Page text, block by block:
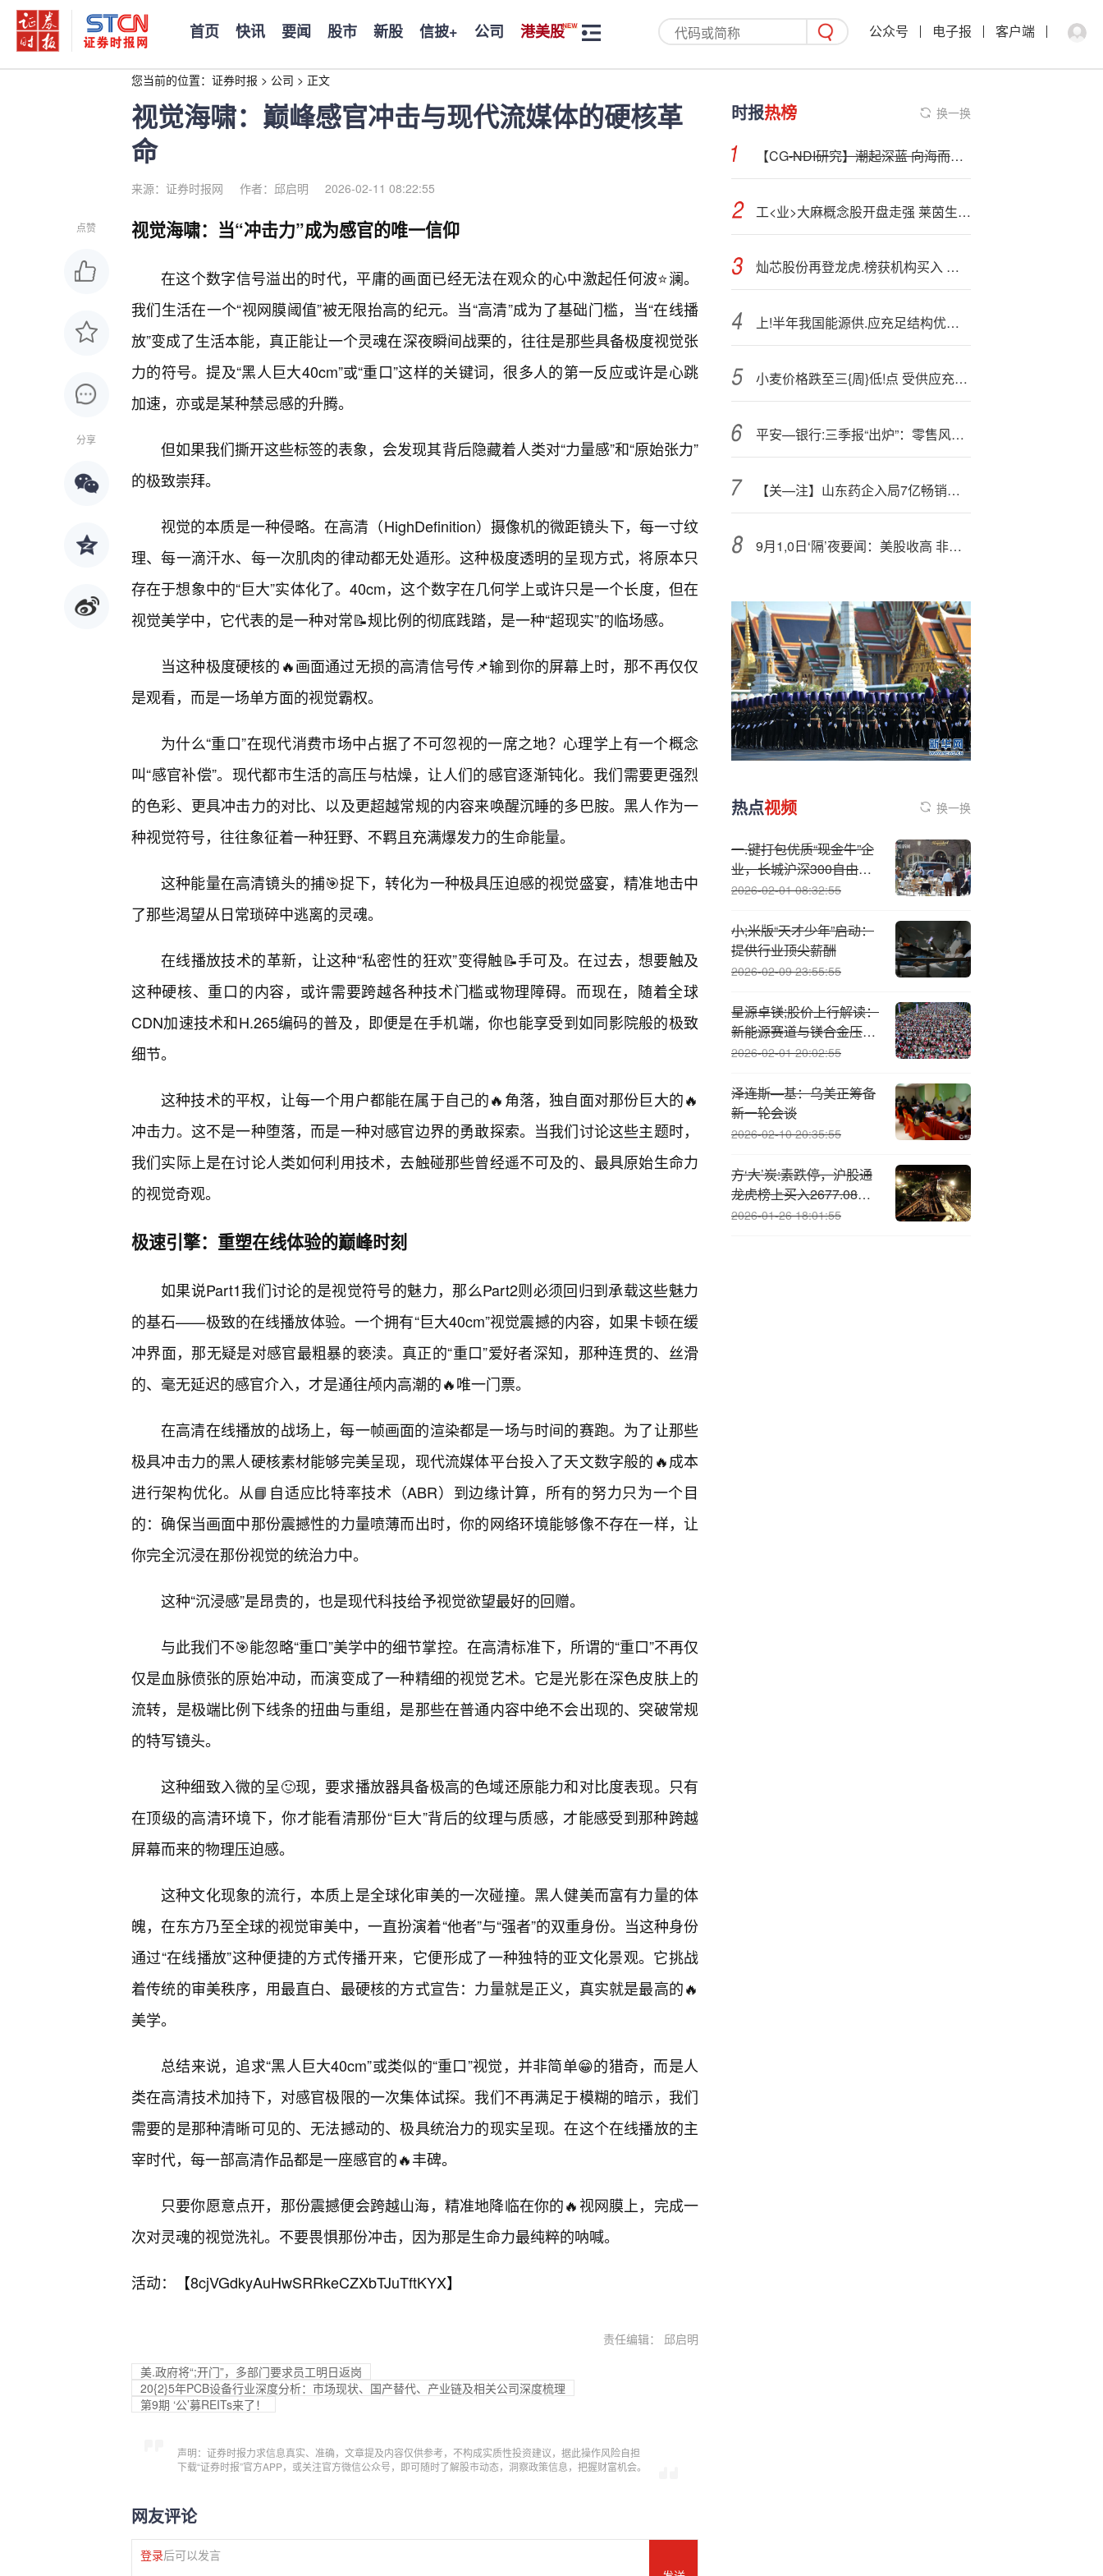
首页 快讯 要闻 股市 新股 信披+ 公司 港美股 公众号 电子报 客户端
您当前的位置： 证券时报 > 公司 > 正文
视觉海啸：巅峰感官冲击与现代流媒体的硬核革
命
来源：证券时报网 作者：邱启明 2026-02-11 08:22:55
点赞
分享
视觉海啸：当“冲击力”成为感官的唯一信仰
在这个数字信号溢出的时代，平庸的画面已经无法在观众的心中激起任何波⭐澜。
我们生活在一个“视网膜阈值”被无限抬高的纪元。当“高清”成为了基础门槛，当“在线播
放”变成了生活本能，真正能让一个灵魂在深夜瞬间战栗的，往往是那些具备极度视觉张
力的符号。提及“黑人巨大40cm”或“重口”这样的关键词，很多人的第一反应或许是心跳
加速，亦或是某种禁忌感的升腾。
但如果我们撕开这些标签的表象，会发现其背后隐藏着人类对“力量感”和“原始张力”
的极致崇拜。
视觉的本质是一种侵略。在高清（HighDefinition）摄像机的微距镜头下，每一寸纹
理、每一滴汗水、每一次肌肉的律动都无处遁形。这种极度透明的呈现方式，将原本只
存在于想象中的“巨大”实体化了。40cm，这个数字在几何学上或许只是一个长度，但在
视觉美学中，它代表的是一种对常📝规比例的彻底践踏，是一种“超现实”的临场感。
当这种极度硬核的🔥画面通过无损的高清信号传📌输到你的屏幕上时，那不再仅仅
是观看，而是一场单方面的视觉霸权。
为什么“重口”在现代消费市场中占据了不可忽视的一席之地？心理学上有一个概念
叫“感官补偿”。现代都市生活的高压与枯燥，让人们的感官逐渐钝化。我们需要更强烈
的色彩、更具冲击力的对比、以及更超越常规的内容来唤醒沉睡的多巴胺。黑人作为一
种视觉符号，往往象征着一种狂野、不羁且充满爆发力的生命能量。
这种能量在高清镜头的捕🎯捉下，转化为一种极具压迫感的视觉盛宴，精准地击中
了那些渴望从日常琐碎中逃离的灵魂。
在线播放技术的革新，让这种“私密性的狂欢”变得触📝手可及。在过去，想要触及
这种硬核、重口的内容，或许需要跨越各种技术门槛或物理障碍。而现在，随着全球
CDN加速技术和H.265编码的普及，即便是在手机端，你也能享受到如同影院般的极致
细节。
这种技术的平权，让每一个用户都能在属于自己的🔥角落，独自面对那份巨大的🔥
冲击力。这不是一种堕落，而是一种对感官边界的勇敢探索。当我们讨论这些主题时，
我们实际上是在讨论人类如何利用技术，去触碰那些曾经遥不可及的、最具原始生命力
的视觉奇观。
极速引擎：重塑在线体验的巅峰时刻
如果说Part1我们讨论的是视觉符号的魅力，那么Part2则必须回归到承载这些魅力
的基石——极致的在线播放体验。一个拥有“巨大40cm”视觉震撼的内容，如果卡顿在缓
冲界面，那无疑是对感官最粗暴的亵渎。真正的“重口”爱好者深知，那种连贯的、丝滑
的、毫无延迟的感官介入，才是通往颅内高潮的🔥唯一门票。
在高清在线播放的战场上，每一帧画面的渲染都是一场与时间的赛跑。为了让那些
极具冲击力的黑人硬核素材能够完美呈现，现代流媒体平台投入了天文数字般的🔥成本
进行架构优化。从📘自适应比特率技术（ABR）到边缘计算，所有的努力只为一个目
的：确保当画面中那份震撼性的力量喷薄而出时，你的网络环境能够像不存在一样，让
你完全沉浸在那份视觉的统治力中。
这种“沉浸感”是昂贵的，也是现代科技给予视觉欲望最好的回赠。
与此我们不🎯能忽略“重口”美学中的细节掌控。在高清标准下，所谓的“重口”不再仅
仅是血脉偾张的原始冲动，而演变成了一种精细的视觉艺术。它是光影在深色皮肤上的
流转，是极端比例下线条的扭曲与重组，是那些在普通内容中绝不会出现的、突破常规
的特写镜头。
这种细致入微的呈🙂现，要求播放器具备极高的色域还原能力和对比度表现。只有
在顶级的高清环境下，你才能看清那份“巨大”背后的纹理与质感，才能感受到那种跨越
屏幕而来的物理压迫感。
这种文化现象的流行，本质上是全球化审美的一次碰撞。黑人健美而富有力量的体
魄，在东方乃至全球的视觉审美中，一直扮演着“他者”与“强者”的双重身份。当这种身份
通过“在线播放”这种便捷的方式传播开来，它便形成了一种独特的亚文化景观。它挑战
着传统的审美秩序，用最直白、最硬核的方式宣告：力量就是正义，真实就是最高的🔥
美学。
总结来说，追求“黑人巨大40cm”或类似的“重口”视觉，并非简单😁的猎奇，而是人
类在高清技术加持下，对感官极限的一次集体试探。我们不再满足于模糊的暗示，我们
需要的是那种清晰可见的、无法撼动的、极具统治力的现实呈现。在这个在线播放的主
宰时代，每一部高清作品都是一座感官的🔥丰碑。
只要你愿意点开，那份震撼便会跨越山海，精准地降临在你的🔥视网膜上，完成一
次对灵魂的视觉洗礼。不要畏惧那份冲击，因为那是生命力最纯粹的呐喊。
活动：【8cjVGdkyAuHwSRRkeCZXbTJuTftKYX】
责任编辑： 邱启明
美.政府将“;开门”，多部门要求员工明日返岗
20{2}5年PCB设备行业深度分析：市场现状、国产替代、产业链及相关公司深度梳理
第9期 ‘公’募REITs来了！
声明：证券时报力求信息真实、准确，文章提及内容仅供参考，不构成实质性投资建议，据此操作风险自担
下载“证券时报”官方APP，或关注官方微信公众号，即可随时了解股市动态，洞察政策信息，把握财富机会。
网友评论
登录后可以发言
时报热榜 换一换
【CG-NDI研究】潮起深蓝 向海而兴——解读“十五五”海洋强国建设图景
工<业>大麻概念股开盘走强 莱茵生物涨停
灿芯股份再登龙虎.榜获机构买入 发布异动公告经营正常
上!半年我国能源供.应充足结构优化 能源投资“向绿向新”聚集
小麦价格跌至三{周}低!点 受供应充足和需求担忧影响
平安—银行:三季报“出炉”：零售风险正出清，对公支撑规模增长
【关—注】山东药企入局7亿畅销止吐药
9月1,0日‘隔’夜要闻：美股收高 非农数据大幅下修 油价上涨 黄金创新高后回落 苹果发布iPhone17系列
热点视频 换一换
一.键打包优质“现金牛”企
业，长城沪深300自由现
金流指数正在发行中
2026-02-01 08:32:55
小;米版“天才少年”启动：
提供行业顶尖薪酬
2026-02-09 23:55:55
星源卓镁;股价上行解读：
新能源赛道与镁合金压铸
技术共振
2026-02-01 20:02:55
泽连斯—基：乌美正筹备
新一轮会谈
2026-02-10 20:35:55
方‘大’炭:素跌停，沪股通
龙虎榜上买入2677.08万
元，卖出7317.05万元
2026-01-26 18:01:55